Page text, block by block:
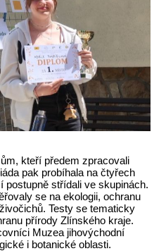
kteří předem zpracovali
pak probíhala na čtyřech
střídali ve skupinách.
se na ekologii, ochranu
Testy se tematicky
přírody Zlínského kraje.
Muzea jihovýchodní
i botanické oblasti.